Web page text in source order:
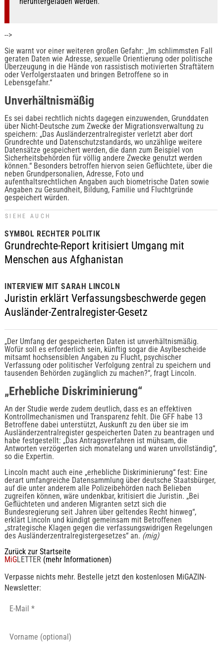
-->
Sie warnt vor einer weiteren großen Gefahr: „Im schlimmsten Fall
geraten Daten wie Adresse, sexuelle Orientierung oder politische
Überzeugung in die Hände von rassistisch motivierten Straftätern
oder Verfolgerstaaten und bringen Betroffene so in
Lebensgefahr.“
Unverhältnismäßig
Es sei dabei rechtlich nichts dagegen einzuwenden, Grunddaten
über Nicht-Deutsche zum Zwecke der Migrationsverwaltung zu
speichern: „Das Ausländerzentralregister verletzt aber dort
Grundrechte und Datenschutzstandards, wo unzählige weitere
Datensätze gespeichert werden, die dann zum Beispiel von
Sicherheitsbehörden für völlig andere Zwecke genutzt werden
können.“ Besonders betroffen hiervon seien Geflüchtete, über die
neben Grundpersonalien, Adresse, Foto und
aufenthaltsrechtlichen Angaben auch biometrische Daten sowie
Angaben zu Gesundheit, Bildung, Familie und Fluchtgründe
gespeichert würden.
SIEHE AUCH
SYMBOL RECHTER POLITIK
Grundrechte-Report kritisiert Umgang mit
Menschen aus Afghanistan
INTERVIEW MIT SARAH LINCOLN
Juristin erklärt Verfassungsbeschwerde gegen
Ausländer-Zentralregister-Gesetz
„Der Umfang der gespeicherten Daten ist unverhältnismäßig.
Wofür soll es erforderlich sein, künftig sogar die Asylbescheide
mitsamt hochsensiblen Angaben zu Flucht, psychischer
Verfassung oder politischer Verfolgung zentral zu speichern und
tausenden Behörden zugänglich zu machen?“, fragt Lincoln.
„Erhebliche Diskriminierung“
An der Studie werde zudem deutlich, dass es an effektiven
Kontrollmechanismen und Transparenz fehlt. Die GFF habe 13
Betroffene dabei unterstützt, Auskunft zu den über sie im
Ausländerzentralregister gespeicherten Daten zu beantragen und
habe festgestellt: „Das Antragsverfahren ist mühsam, die
Antworten verzögerten sich monatelang und waren unvollständig“,
so die Expertin.
Lincoln macht auch eine „erhebliche Diskriminierung“ fest: Eine
derart umfangreiche Datensammlung über deutsche Staatsbürger,
auf die unter anderem alle Polizeibehörden nach Belieben
zugreifen können, wäre undenkbar, kritisiert die Juristin. „Bei
Geflüchteten und anderen Migranten setzt sich die
Bundesregierung seit Jahren über geltendes Recht hinweg“,
erklärt Lincoln und kündigt gemeinsam mit Betroffenen
„strategische Klagen gegen die verfassungswidrigen Regelungen
des Ausländerzentralregistergesetzes“ an. (mig)
Zurück zur Startseite
MiGLETTER (mehr Informationen)
Verpasse nichts mehr. Bestelle jetzt den kostenlosen MiGAZIN-
Newsletter: